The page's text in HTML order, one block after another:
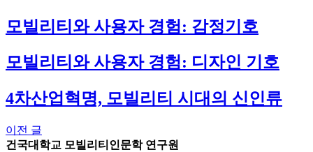
모빌리티와 사용자 경험: 감정기호
모빌리티와 사용자 경험: 디자인 기호
4차산업혁명, 모빌리티 시대의 신인류
글
이전 글
건국대학교 모빌리티인문학 연구원